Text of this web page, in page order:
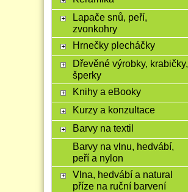
Lapače snů, peří,
zvonkohry
Hrnečky plecháčky
Dřevěné výrobky, krabičky,
šperky
Knihy a eBooky
Kurzy a konzultace
Barvy na textil
Barvy na vlnu, hedvábí,
peří a nylon
Vlna, hedvábí a natural
příze na ruční barvení